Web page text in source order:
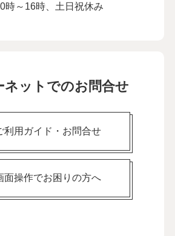
時～16時、土日祝休み
ネットでのお問合せ
利用ガイド・お問合せ
面操作でお困りの方へ